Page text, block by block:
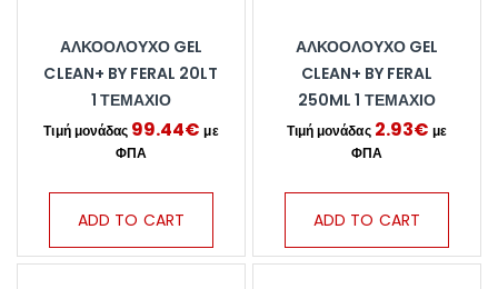
ΑΛΚΟΟΛΟΎΧΟ GEL
CLEAN+ BY FERAL 20LT
1 ΤΕΜΆΧΙΟ
99.44€
ADD TO CART
ΑΛΚΟΟΛΟΎΧΟ GEL
CLEAN+ BY FERAL
250ML 1 ΤΕΜΆΧΙΟ
2.93€
ADD TO CART